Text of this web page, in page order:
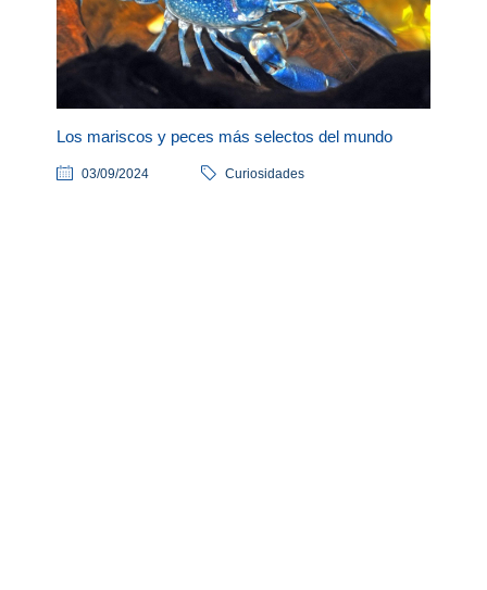
Los mariscos y peces más selectos del mundo
03/09/2024 Curiosidades